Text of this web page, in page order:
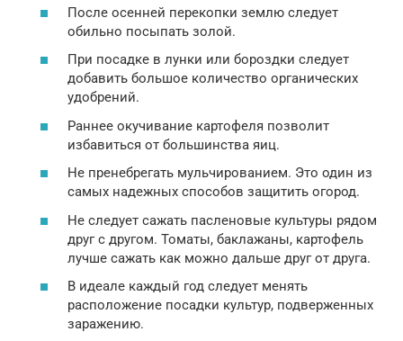
После осенней перекопки землю следует
обильно посыпать золой.
При посадке в лунки или бороздки следует
добавить большое количество органических
удобрений.
Раннее окучивание картофеля позволит
избавиться от большинства яиц.
Не пренебрегать мульчированием. Это один из
самых надежных способов защитить огород.
Не следует сажать пасленовые культуры рядом
друг с другом. Томаты, баклажаны, картофель
лучше сажать как можно дальше друг от друга.
В идеале каждый год следует менять
расположение посадки культур, подверженных
заражению.